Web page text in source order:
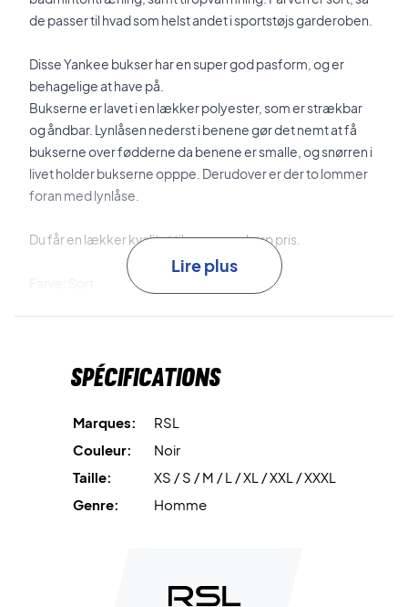
de passer til hvad som helst andet i sportstøjs garderoben.
Disse Yankee bukser har en super god pasform, og er
behagelige at have på.
Bukserne er lavet i en lækker polyester, som er strækbar
og åndbar. Lynlåsen nederst i benene gør det nemt at få
bukserne over fødderne da benene er smalle, og snørren i
livet holder bukserne opppe. Derudover er der to lommer
foran med lynlåse.
Du får en lækker kvalitet til en super skarp pris.
Lire plus
Spécifications
Marques:
RSL
Couleur:
Noir
Taille:
XS / S / M / L / XL / XXL / XXXL
Genre:
Homme